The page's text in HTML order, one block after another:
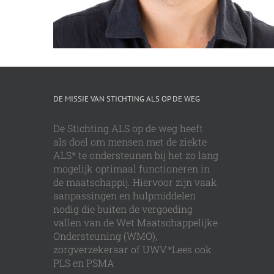
DE MISSIE VAN STICHTING ALS OP DE WEG
De Stichting ALS op de weg heeft
als doel om mensen met de ziekte
ALS* te ondersteunen bij het zo lang
mogelijk optimaal functioneren in
de maatschappij. Hiervoor zijn vaak
aanpassingen en hulpmiddelen
nodig die buiten de vergoeding
vallen van de Wet Maatschappelijke
Ondersteuning (WMO),
zorgverzekeraar of UWV.*Lees ook
PLS en PSMA